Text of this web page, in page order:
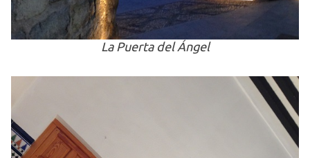
La Puerta del Ángel